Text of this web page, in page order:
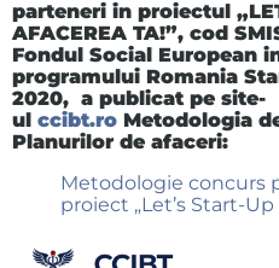
parteneri in proiectul
AFACEREA TA!”, cod
Fondul Social European
programului Romania
2020, a publicat pe site-
ul ccibt.ro Metodologia
Planurilor de afaceri:
Metodologie concurs
proiect „Let’s Start-Up